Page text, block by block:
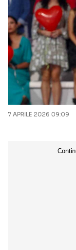
7 APRILE 2026 09:09